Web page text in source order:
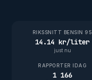
RIKSSNITT BENSIN 95
14.14 kr/liter
just nu
RAPPORTER IDAG
1 166